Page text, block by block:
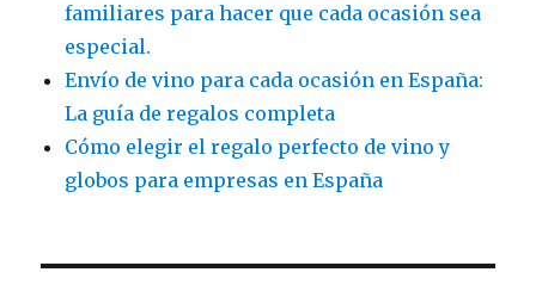
familiares para hacer que cada ocasión sea
especial.
Envío de vino para cada ocasión en España:
La guía de regalos completa
Cómo elegir el regalo perfecto de vino y
globos para empresas en España